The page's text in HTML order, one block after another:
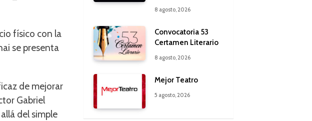
físico con la
se presenta
de mejorar
Gabriel
del simple
8 agosto, 2026
Convocatoria 53
Certamen Literario
8 agosto, 2026
Mejor Teatro
5 agosto, 2026